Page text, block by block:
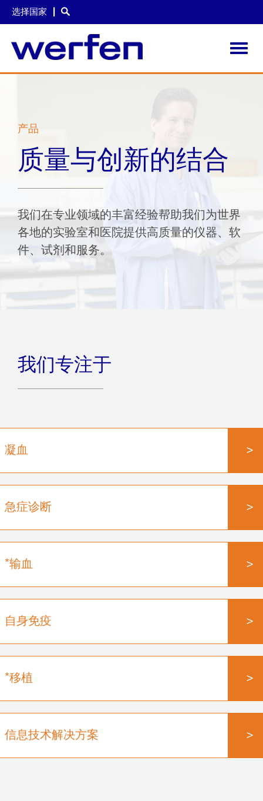
选择国家
产品
质量与创新的结合
我们在专业领域的丰富经验帮助我们为世界
各地的实验室和医院提供高质量的仪器、软
件、试剂和服务。
我们专注于
凝血 >
急症诊断 >
*输血 >
自身免疫 >
*移植 >
信息技术解决方案 >